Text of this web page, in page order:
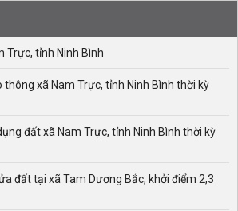
Trực, tỉnh Ninh Bình
thông xã Nam Trực, tỉnh Ninh Bình thời kỳ
đất xã Nam Trực, tỉnh Ninh Bình thời kỳ
đất tại xã Tam Dương Bắc, khởi điểm 2,3